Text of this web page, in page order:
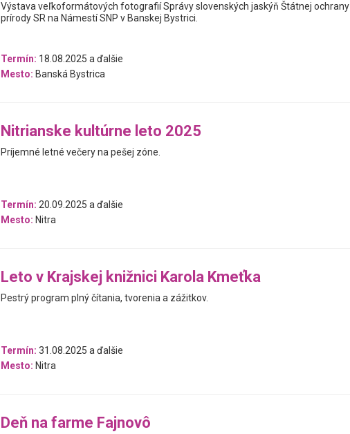
Výstava veľkoformátových fotografií Správy slovenských jaskýň Štátnej ochrany
prírody SR na Námestí SNP v Banskej Bystrici.
Termín: 18.08.2025 a ďalšie
Mesto: Banská Bystrica
Nitrianske kultúrne leto 2025
Príjemné letné večery na pešej zóne.
Termín: 20.09.2025 a ďalšie
Mesto: Nitra
Leto v Krajskej knižnici Karola Kmeťka
Pestrý program plný čítania, tvorenia a zážitkov.
Termín: 31.08.2025 a ďalšie
Mesto: Nitra
Deň na farme Fajnovô